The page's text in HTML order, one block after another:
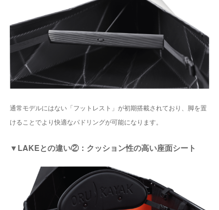
通常モデルにはない「フットレスト」が初期搭載されており、脚を置
けることでより快適なパドリングが可能になります。
▼LAKEとの違い②：クッション性の高い座面シート